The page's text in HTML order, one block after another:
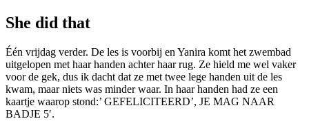
She did that
Één vrijdag verder. De les is voorbij en Yanira komt het zwembad
uitgelopen met haar handen achter haar rug. Ze hield me wel vaker
voor de gek, dus ik dacht dat ze met twee lege handen uit de les
kwam, maar niets was minder waar. In haar handen had ze een
kaartje waarop stond:’ GEFELICITEERD’, JE MAG NAAR
BADJE 5′.